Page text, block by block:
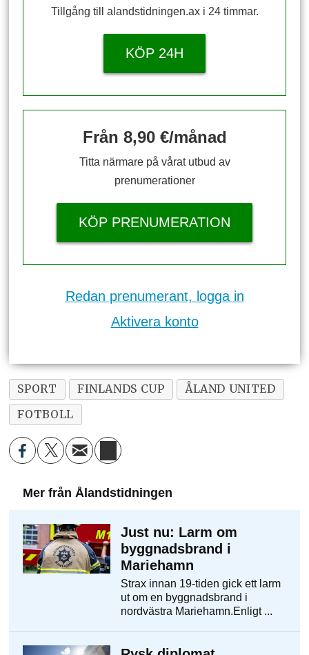
Tillgång till alandstidningen.ax i 24 timmar.
KÖP 24H
Från 8,90 €/månad
Titta närmare på vårat utbud av
prenumerationer
KÖP PRENUMERATION
Redan prenumerant, logga in
Aktivera konto
SPORT FINLANDS CUP
ÅLAND UNITED
FOTBOLL